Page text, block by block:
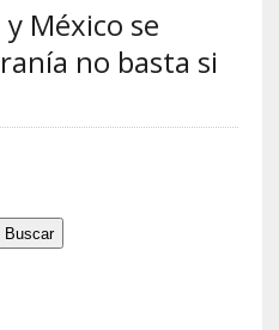
México se
no basta si
Buscar